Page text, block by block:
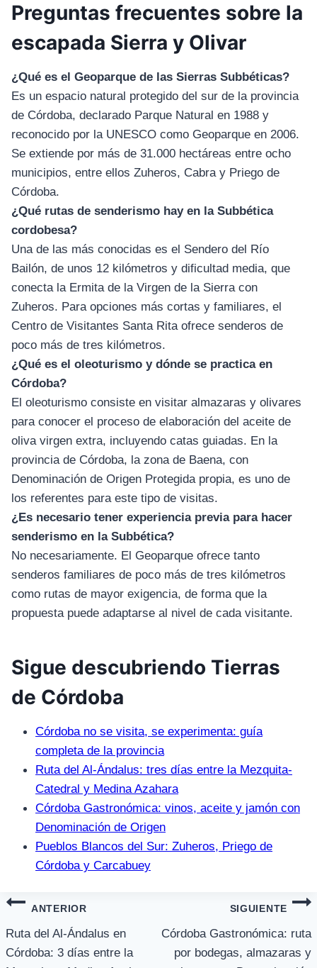
Preguntas frecuentes sobre la
escapada Sierra y Olivar
¿Qué es el Geoparque de las Sierras Subbéticas?
Es un espacio natural protegido del sur de la provincia
de Córdoba, declarado Parque Natural en 1988 y
reconocido por la UNESCO como Geoparque en 2006.
Se extiende por más de 31.000 hectáreas entre ocho
municipios, entre ellos Zuheros, Cabra y Priego de
Córdoba.
¿Qué rutas de senderismo hay en la Subbética
cordobesa?
Una de las más conocidas es el Sendero del Río
Bailón, de unos 12 kilómetros y dificultad media, que
conecta la Ermita de la Virgen de la Sierra con
Zuheros. Para opciones más cortas y familiares, el
Centro de Visitantes Santa Rita ofrece senderos de
poco más de tres kilómetros.
¿Qué es el oleoturismo y dónde se practica en
Córdoba?
El oleoturismo consiste en visitar almazaras y olivares
para conocer el proceso de elaboración del aceite de
oliva virgen extra, incluyendo catas guiadas. En la
provincia de Córdoba, la zona de Baena, con
Denominación de Origen Protegida propia, es uno de
los referentes para este tipo de visitas.
¿Es necesario tener experiencia previa para hacer
senderismo en la Subbética?
No necesariamente. El Geoparque ofrece tanto
senderos familiares de poco más de tres kilómetros
como rutas de mayor exigencia, de forma que la
propuesta puede adaptarse al nivel de cada visitante.
Sigue descubriendo Tierras
de Córdoba
Córdoba no se visita, se experimenta: guía
completa de la provincia
Ruta del Al-Ándalus: tres días entre la Mezquita-
Catedral y Medina Azahara
Córdoba Gastronómica: vinos, aceite y jamón con
Denominación de Origen
Pueblos Blancos del Sur: Zuheros, Priego de
Córdoba y Carcabuey
Navegación
de
ANTERIOR
Ruta del Al-Ándalus en
Córdoba: 3 días entre la
SIGUIENTE
Córdoba Gastronómica: ruta
por bodegas, almazaras y